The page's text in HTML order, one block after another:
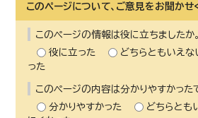
このページについて、ご意見をお聞かせ
このページの情報は役に立ちましたか。
役に立った
どちらともいえな
った
このページの内容は分かりやすかった
分かりやすかった
どちらとも